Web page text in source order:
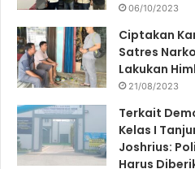
06/10/2023
Ciptakan
Satres
Lakukan
21/08/2023
Terkait
Kelas I
Joshrius:
Harus